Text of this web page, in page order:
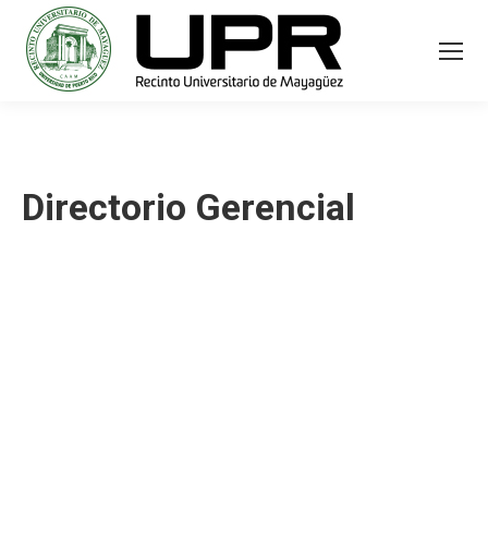
Directorio Gerencial